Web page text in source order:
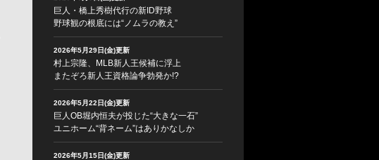
巨人・橋上秀樹代行の新ID野球
野球観の根底には“ノムラの教え”
2026年5月29日(金)更新
村上宗隆、MLB新人王候補に浮上
またぞろ新人王資格論争勃発か!?
2026年5月22日(金)更新
巨人OB堀内恒夫が投じた“大きな一石”
ユニホーム“背ネーム”はありかなしか
2026年5月15日(金)更新